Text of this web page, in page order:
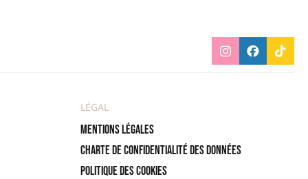
LÉGAL
Mentions légales
Charte de confidentialité des données
Politique des cookies